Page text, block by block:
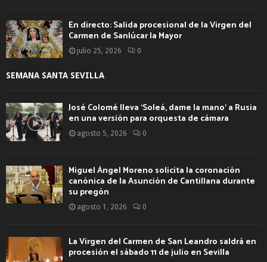
En directo: Salida procesional de la Virgen del
Carmen de Sanlúcar la Mayor
julio 25, 2026 0
SEMANA SANTA SEVILLA
José Colomé lleva ‘Soleá, dame la mano’ a Rusia
en una versión para orquesta de cámara
agosto 5, 2026 0
Miguel Ángel Moreno solicita la coronación
canónica de la Asunción de Cantillana durante
su pregón
agosto 1, 2026 0
La Virgen del Carmen de San Leandro saldrá en
procesión el sábado 11 de julio en Sevilla